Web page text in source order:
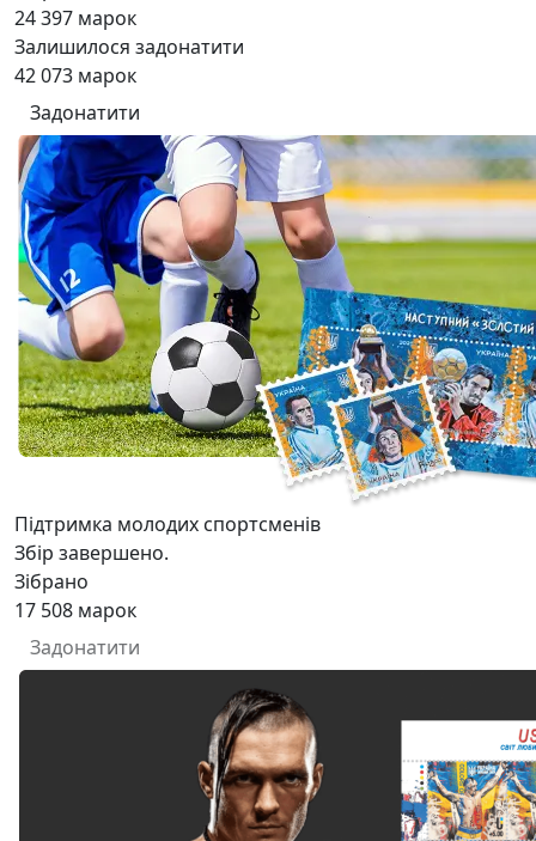
24 397 марок
Залишилося задонатити
42 073 марок
Задонатити
Підтримка молодих спортсменів
Збір завершено.
Зібрано
17 508 марок
Задонатити